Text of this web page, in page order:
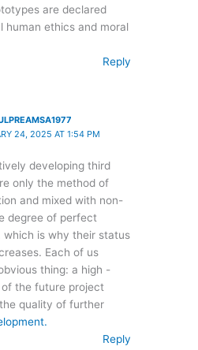
are declared
human ethics and moral
Reply
24, 2025 AT 1:54 PM
developing third
only the method of
and mixed with non-
degree of perfect
which is why their status
Each of us
thing: a high -
the future project
quality of further
Reply